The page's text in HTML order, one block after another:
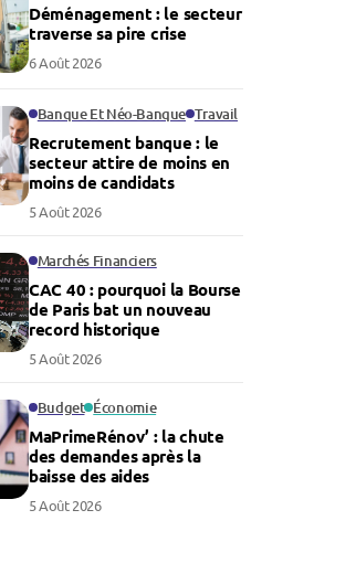
Déménagement : le secteur
traverse sa pire crise
6 Août 2026
Banque Et Néo-Banque Travail
Recrutement banque : le
secteur attire de moins en
moins de candidats
5 Août 2026
Marchés Financiers
CAC 40 : pourquoi la Bourse
de Paris bat un nouveau
record historique
5 Août 2026
Budget Économie
MaPrimeRénov’ : la chute
des demandes après la
baisse des aides
5 Août 2026